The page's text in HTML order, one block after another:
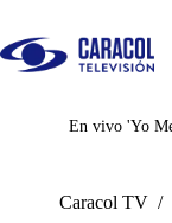
Juegos
En vivo 'Yo
Caracol TV /